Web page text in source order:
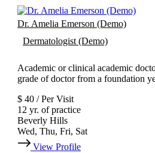
Dr. Amelia Emerson (Demo)
Dermatologist (Demo)
Academic or clinical academic
grade of doctor from a foundation
$ 40 / Per Visit
12 yr. of practice
Beverly Hills
Wed, Thu, Fri, Sat
View Profile